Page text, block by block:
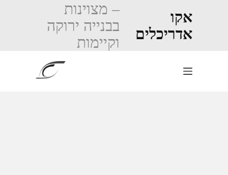
אקו
אדריכלים
– מצוינות
בבנייה ירוקה
וקיימות